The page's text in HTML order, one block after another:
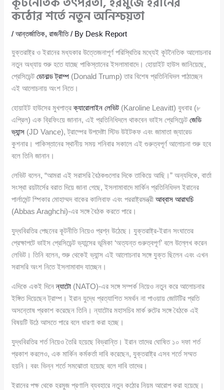
কঠোর শর্তে নতুন অনিশ্চয়তা
/আন্তর্জাতিক,রাজনীতি/ By Desk Report
যুক্তরাষ্ট্র ও ইরানের মধ্যকার উত্তেজনাপূর্ণ পরিস্থিতির মধ্যেই কূটনৈতিক আলোচনার
নতুন অধ্যায় শুরু হতে যাচ্ছে পাকিস্তানের ইসলামাবাদে। হোয়াইট হাউস জানিয়েছে,
প্রেসিডেন্টডোনাল্ড ট্রাম্প (Donald Trump) তার বিশেষ প্রতিনিধিদল পাঠাচ্ছেন
এই আলোচনায় অংশ নিতে।
হোয়াইট হাউসের মুখপাত্রক্যারোলাইন লেভিট (Karoline Leavitt) বুধবার (৮
এপ্রিল) এক ব্রিফিংয়ে জানান, এই প্রতিনিধিদলে থাকবেন ভাইস প্রেসিডেন্টজেডি
ভ্যান্স (JD Vance), ট্রাম্পের উপদেষ্টা স্টিভ উইটকফ এবং জামাতা জ্যারেড
কুশনার। পাকিস্তানের স্থানীয় সময় শনিবার সকালে এই গুরুত্বপূর্ণ আলোচনা শুরু হবে
বলে তিনি জানান।
লেভিট বলেন, “আমরা এই সরাসরি বৈঠকগুলোর দিকে তাকিয়ে আছি।” অন্যদিকে, বার্তা
সংস্থা রয়টার্সের বরাত দিয়ে জানা গেছে, ইসলামাবাদে মার্কিন প্রতিনিধিদল ইরানের
পার্লামেন্ট স্পিকার মোহাম্মদ বাকের কালিবাফ এবং পররাষ্ট্রমন্ত্রীআব্বাস আরাঘচি
(Abbas Araghchi)-এর সঙ্গে বৈঠক করতে পারে।
যুদ্ধবিরতির পেছনের কূটনীতি নিয়েও প্রশ্ন উঠেছে। যুক্তরাষ্ট্র-ইরান সংঘাতের
প্রেক্ষাপটে ভাইস প্রেসিডেন্ট ভ্যান্সের ভূমিকা ‘অত্যন্ত গুরুত্বপূর্ণ’ বলে উল্লেখ করেন
লেভিট। তিনি বলেন, শুরু থেকেই ভ্যান্স এই আলোচনার সঙ্গে যুক্ত ছিলেন এবং এখন
সরাসরি অংশ নিতে ইসলামাবাদ যাচ্ছেন।
এদিকে একই দিনেন্যাটো (NATO)-এর সঙ্গে সম্পর্ক নিয়েও নতুন করে আলোচনার
ইঙ্গিত দিয়েছেন ট্রাম্প। ইরান যুদ্ধে প্রত্যাশিত সমর্থন না পাওয়ায় জোটটির প্রতি
অসন্তোষ প্রকাশ করেছেন তিনি। ন্যাটোর মহাসচিব মার্ক রুটের সঙ্গে বৈঠকে এই
বিষয়টি উঠে আসতে পারে বলে ধারণা করা হচ্ছে।
যুদ্ধবিরতির শর্ত নিয়েও তৈরি হয়েছে বিভ্রান্তি। ইরান তাদের ঘোষিত ১০ দফা শর্ত
প্রকাশ করলেও, এক মার্কিন কর্মকর্তা দাবি করেছেন, যুক্তরাষ্ট্র এসব শর্তে সম্মত
হয়নি। বরং ভিন্ন শর্তে সমঝোতা হয়েছে বলে দাবি তাদের।
ইরানের পক্ষ থেকে হরমুজ প্রণালি ব্যবহারে নতুন কঠোর নিয়ম আরোপ করা হয়েছে।